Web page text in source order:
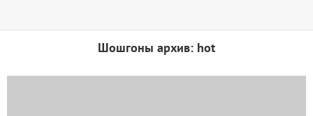
Шошгоны архив: hot